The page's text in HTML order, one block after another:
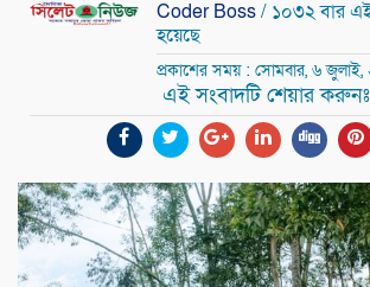
Coder Boss/ ১০৩২ বার
হয়েছে
প্রকাশের সময় : সোমবার, ৬
এই সংবাদটি শেয়ার করুনঃ